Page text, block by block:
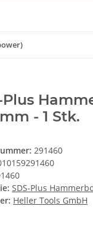
Plus
- 1 Stk.
291460
SDS-Plus
Heller Tools GmbH